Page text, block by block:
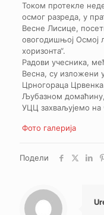
Током протекле
осмог разреда, у
Весне Лисице,
овогодишњој Осмој
хоризонта“.
Радови учесника,
Весна, су изложени
Црногораца
Љубазном
УЦЦ захваљујемо на
Фото галерија
Подели